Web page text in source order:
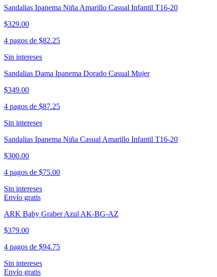
Sandalias Ipanema Niña Amarillo Casual Infantil T16-20
$329.00
4 pagos de $82.25
Sin intereses
Sandalias Dama Ipanema Dorado Casual Mujer
$349.00
4 pagos de $87.25
Sin intereses
Sandalias Ipanema Niña Casual Amarillo Infantil T16-20
$300.00
4 pagos de $75.00
Sin intereses
Envío gratis
ARK Baby Graber Azul AK-BG-AZ
$379.00
4 pagos de $94.75
Sin intereses
Envío gratis